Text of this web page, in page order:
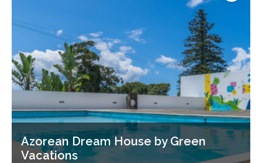
Azorean Dream House by Green
Vacations